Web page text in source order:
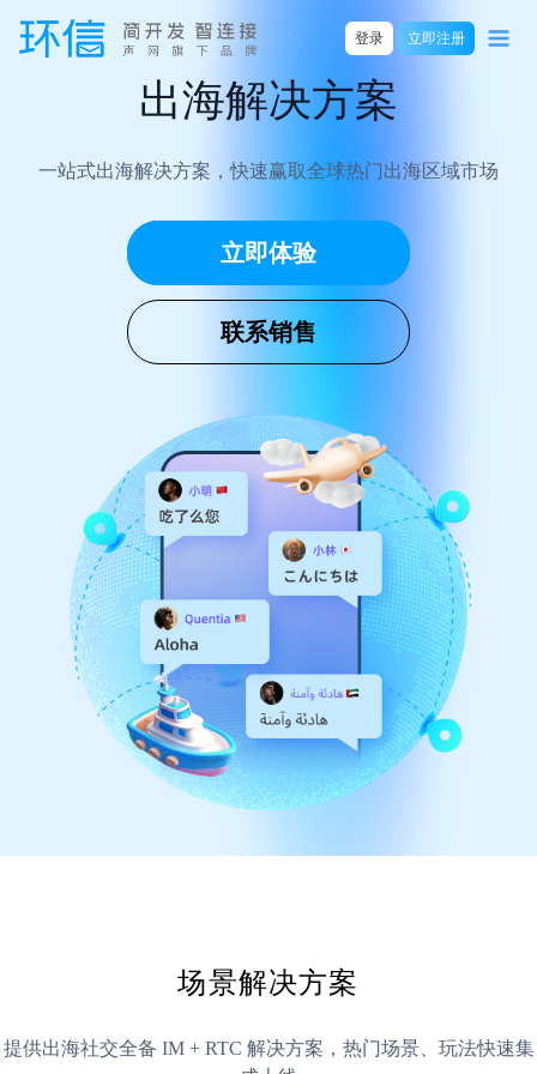
登录 立即注册
出海解决方案
一站式出海解决方案，快速赢取全球热门出海区域市场
立即体验
联系销售
场景解决方案
提供出海社交全备 IM + RTC 解决方案，热门场景、玩法快速集